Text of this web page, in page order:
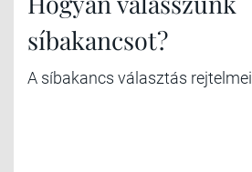
síbakancsot?
A síbakancs választás rejtelmei